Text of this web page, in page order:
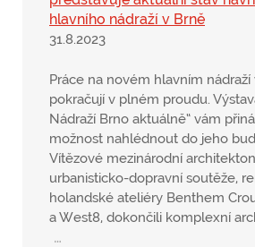
hlavního nádraží v Brně
31.8.2023
Práce na novém hlavním nádraží
pokračují v plném proudu.
Nádraží Brno aktuálně“ vám
možnost nahlédnout do jeho
Vítězové mezinárodní
urbanisticko-dopravní soutěže,
holandské ateliéry Benthem
a West8, dokončili komplexní
…